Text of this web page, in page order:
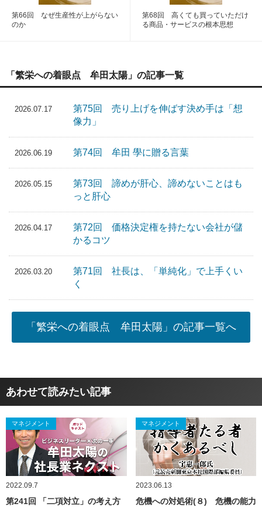
第66回 なぜ生産性が上がらない
のか
第68回 高くても買っていただけ
る商品・サービスの根本思想
「繁栄への着眼点 牟田太陽」の記事一覧
2026.07.17
第75回 売り上げを伸ばす決め手は「想
像力」
2026.06.19 第74回 牟田 學に贈る言葉
2026.05.15
第73回 諦めが肝心、諦めないことはも
っと肝心
2026.04.17
第72回 価格決定権を持たない会社が儲
かるコツ
2026.03.20
第71回 社長は、「単純化」で上手くい
く
「繁栄への着眼点 牟田太陽」の記事一覧へ
あわせて読みたい記事
マネジメント
2022.09.7
第241回 「二項対立」の考え方
マネジメント
2023.06.13
危機への対処術(８) 危機の能力